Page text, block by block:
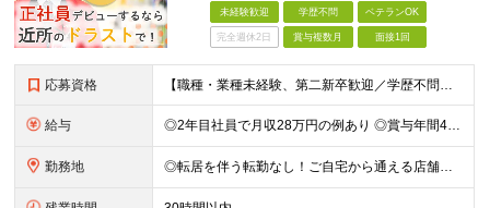
未経験歓迎 学歴不問 ベテランOK
完全週休2日 賞与複数月 面接1回
応募資格 【職種・業種未経験、第二新卒歓迎／学歴不問】 ◎社会人デビューの方も大歓迎！ ≪こんな方にピッタリ≫ □ 家の近くでまずは正社員として一歩を踏み出したい □ 安定した上場グループ企業で長く働きたい
給与 ◎2年目社員で月収28万円の例あり ◎賞与年間4.6か月分支給あり（昨年度実績） ◎借り上げ社宅制度や従業員購買制度など生活にうれしい制度完備 月給17万3200円～33万6500円＋各種手当＋賞与
勤務地 ◎転居を伴う転勤なし！ご自宅から通える店舗への配属です。 ◎車・バイク・自転車通勤OK！（ガソリン代支給(規定あり)／駐車場完備） 【全国各地の『ダイレックス』各店舗】 ※関東エリア、九州エリア、中